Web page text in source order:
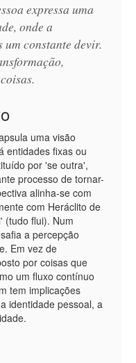
expressa uma
onde a
um constante devir.
uma visão
entidades fixas ou
por 'se outra',
processo de tornar-
alinha-se com
com Heráclito de
(tudo flui). Num
a percepção
Em vez de
por coisas que
um fluxo contínuo
tem implicações
identidade pessoal, a